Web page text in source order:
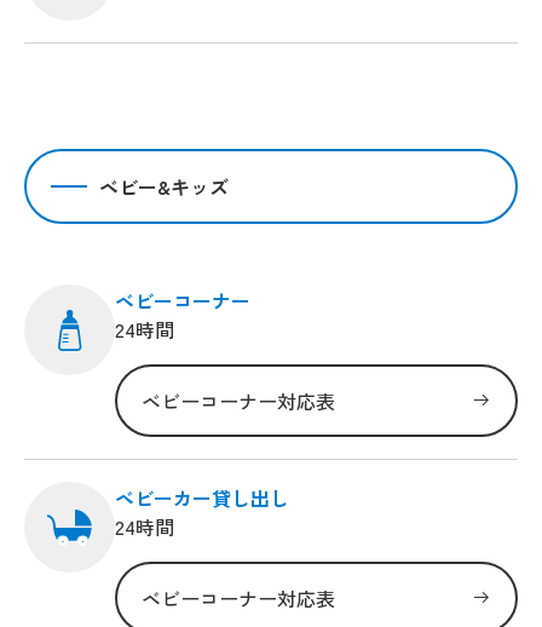
ベビー&キッズ
ベビーコーナー
24時間
ベビーコーナー対応表
ベビーカー貸し出し
24時間
ベビーコーナー対応表